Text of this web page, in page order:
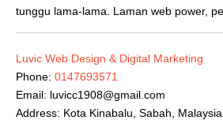
tunggu lama-lama. Laman web power,
Luvic Web Design & Digital Marketing
Phone: 0147693571
Email: luvicc1908@gmail.com
Address: Kota Kinabalu, Sabah, Malaysia